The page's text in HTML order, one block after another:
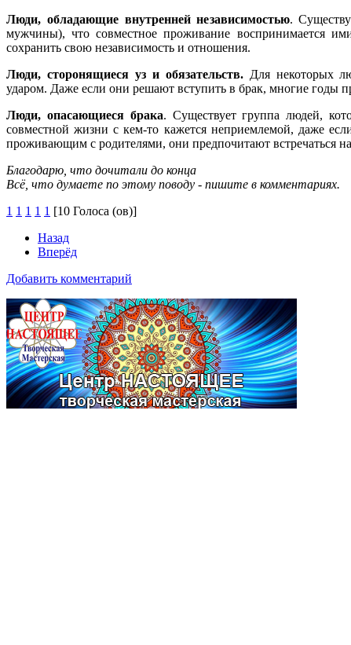
Люди, обладающие внутренней независимостью.
мужчины), что совместное проживание воспринимается
сохранить свою независимость и отношения.
Люди, сторонящиеся уз и обязательств.Для некоторых
ударом. Даже если они решают вступить в брак, многие годы
Люди, опасающиеся брака. Существует группа людей,
совместной жизни с кем-то кажется неприемлемой, даже
проживающим с родителями, они предпочитают встречаться
Благодарю, что дочитали до конца
Всё, что думаете по этому поводу - пишите в комментариях.
1 1 1 1 1 [10 Голоса (ов)]
Назад
Вперёд
Добавить комментарий